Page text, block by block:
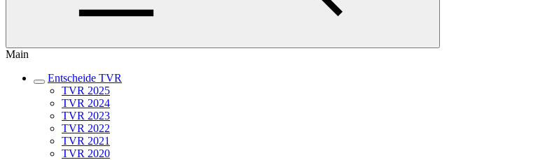
Main
Entscheide TVR
TVR 2025
TVR 2024
TVR 2023
TVR 2022
TVR 2021
TVR 2020